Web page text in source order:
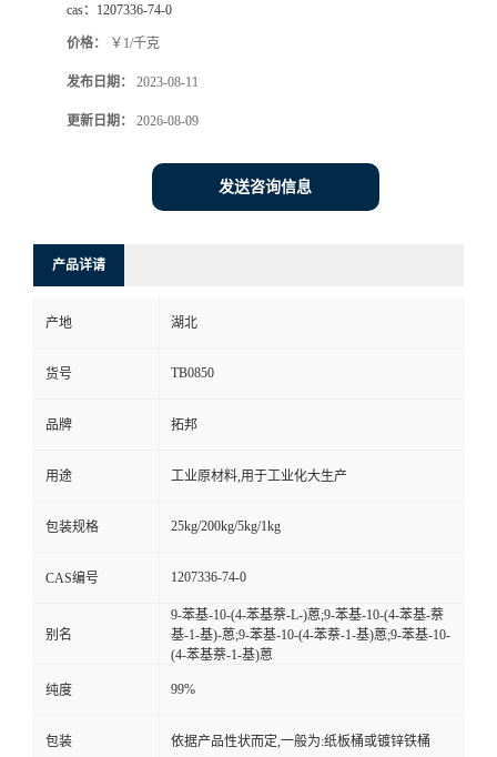
cas： 1207336-74-0
价格： ￥1/千克
发布日期： 2023-08-11
更新日期： 2026-08-09
发送咨询信息
产品详请
产地 湖北
货号 TB0850
品牌 拓邦
用途 工业原材料,用于工业化大生产
包装规格 25kg/200kg/5kg/1kg
CAS编号 1207336-74-0
别名
9-苯基-10-(4-苯基萘-L-)蒽;9-苯基-10-(4-苯基-萘
基-1-基)-蒽;9-苯基-10-(4-苯萘-1-基)蒽;9-苯基-10-
(4-苯基萘-1-基)蒽
纯度 99%
包装 依据产品性状而定,一般为:纸板桶或镀锌铁桶